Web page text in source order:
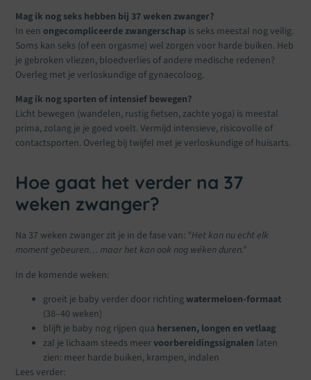
Mag ik nog seks hebben bij 37 weken zwanger?
In een ongecompliceerde zwangerschap is seks meestal nog veilig.
Soms kan seks (of een orgasme) wel zorgen voor harde buiken. Heb
je gebroken vliezen, bloedverlies of andere medische redenen?
Overleg met je verloskundige of gynaecoloog.
Mag ik nog sporten of intensief bewegen?
Licht bewegen (wandelen, rustig fietsen, zachte yoga) is meestal
prima, zolang je je goed voelt. Vermijd intensieve, risicovolle of
contactsporten. Overleg bij twijfel met je verloskundige of huisarts.
Hoe gaat het verder na 37
weken zwanger?
Na 37 weken zwanger zit je in de fase van: “Het kan nu echt elk
moment gebeuren… maar het kan ook nog wéken duren.”
In de komende weken:
groeit je baby verder door richtingwatermeloen-formaat
(38–40 weken)
blijft je baby nog rijpen qua hersenen, longen en vetlaag
zal je lichaam steeds meervoorbereidingssignalen laten
zien: meer harde buiken, krampen, indalen
Lees verder: